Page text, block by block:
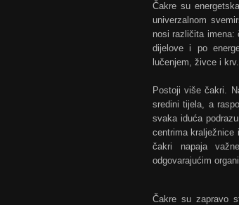
Čakre su
univerzalnom
nosi različita imena:
dijelove i po
lučenjem, živce i krv.
Postoji više čakri.
sredini tijela, a
svaka iduća
centrima kralježnice
čakri napaja
odgovarajućim
Čakre su zapravo